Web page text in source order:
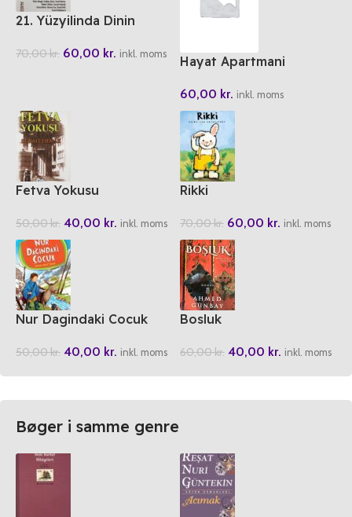
21. Yüzyilinda Dinin
Dönüsü
70,00kr. 60,00 kr. inkl. moms Hayat Apartmani
60,00 kr. inkl. moms
Fetva Yokusu
50,00kr. 40,00 kr. inkl. moms
Rikki
70,00kr. 60,00 kr. inkl. moms
Nur Dagindaki Cocuk
50,00kr. 40,00 kr. inkl. moms
Bosluk
60,00kr. 40,00 kr. inkl. moms
Bøger i samme genre